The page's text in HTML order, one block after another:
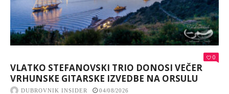
0
VLATKO STEFANOVSKI TRIO DONOSI VEČER
VRHUNSKE GITARSKE IZVEDBE NA ORSULU
DUBROVNIK INSIDER 04/08/2026